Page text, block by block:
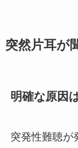
突然片耳が
明確な原因
突発性難聴が